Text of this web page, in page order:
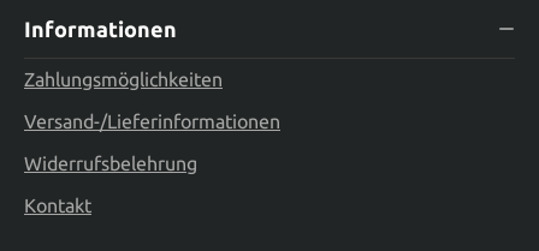
Informationen
Zahlungsmöglichkeiten
Versand-/Lieferinformationen
Widerrufsbelehrung
Kontakt